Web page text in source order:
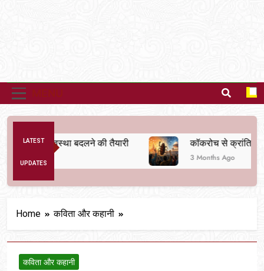
LATEST
UPDATES
व्यवस्था बदलने की तैयारी कॉकरोच से क्रांति तक
3 Months Ago
Home कविता और कहानी
कविता और कहानी